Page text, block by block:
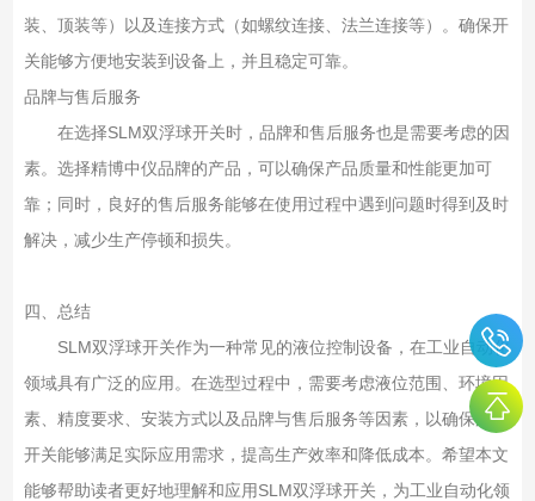
装、顶装等）以及连接方式（如螺纹连接、法兰连接等）。确保开
关能够方便地安装到设备上，并且稳定可靠。
品牌与售后服务
在选择SLM双浮球开关时，品牌和售后服务也是需要考虑的因
素。选择精博中仪品牌的产品，可以确保产品质量和性能更加可
靠；同时，良好的售后服务能够在使用过程中遇到问题时得到及时
解决，减少生产停顿和损失。
四、总结
SLM双浮球开关作为一种常见的液位控制设备，在工业自动化
领域具有广泛的应用。在选型过程中，需要考虑液位范围、环境因
素、精度要求、安装方式以及品牌与售后服务等因素，以确保所选
开关能够满足实际应用需求，提高生产效率和降低成本。希望本文
能够帮助读者更好地理解和应用SLM双浮球开关，为工业自动化领